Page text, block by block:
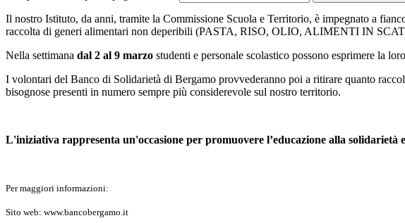
Il nostro Istituto, da anni, tramite la Commissione Scuola e Territorio, è impegnato a
raccolta di generi alimentari non deperibili (PASTA, RISO, OLIO, ALIMENTI IN
Nella settimana dal 2 al 9 marzo studenti e personale scolastico possono esprimere la
I volontari del Banco di Solidarietà di Bergamo provvederanno poi a ritirare quanto
bisognose presenti in numero sempre più considerevole sul nostro territorio.
L'iniziativa rappresenta un'occasione per promuovere l’educazione alla solidarietà
Per maggiori informazioni:
Sito web: www.bancobergamo.it